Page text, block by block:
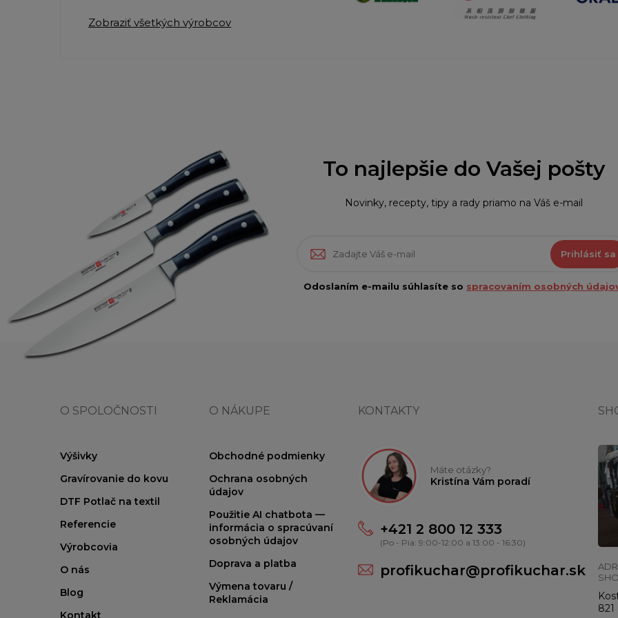
Zobraziť všetkých výrobcov
To najlepšie do Vašej pošty
Novinky, recepty, tipy a rady priamo na Váš e-mail
Prihlásiť sa
Odoslaním e-mailu súhlasíte so spracovaním osobných
O SPOLOČNOSTI
Výšivky
Gravírovanie do kovu
DTF Potlač na textil
Referencie
Výrobcovia
O nás
Blog
Kontakt
O NÁKUPE
Obchodné podmienky
Ochrana osobných
údajov
Použitie AI chatbota —
informácia o spracúvaní
osobných údajov
Doprava a platba
Výmena tovaru /
Reklamácia
KONTAKTY
Máte otázky?
Kristína Vám poradí
+421 2 800 12 333
(Po - Pia: 9:00-12:00 a 13:00 - 16:30)
profikuchar@profikuchar.sk